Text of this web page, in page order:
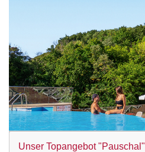
Unser Topangebot "Pauschal"